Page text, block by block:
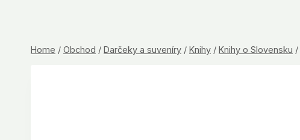
Home / Obchod / Darčeky a suveníry / Knihy / Knihy o Slovensku /